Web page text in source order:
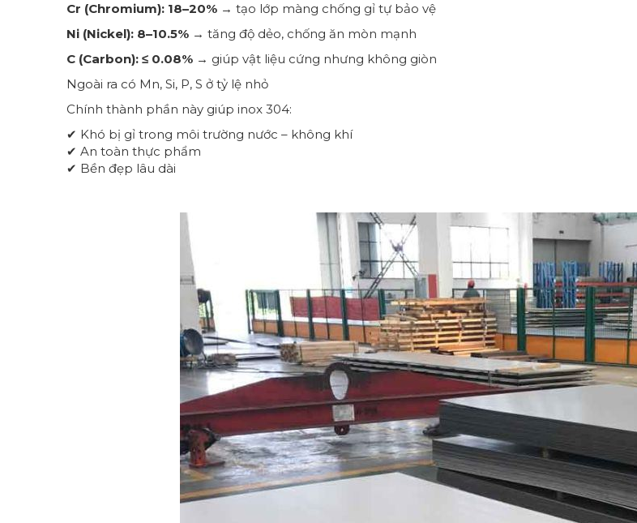
Cr (Chromium): 18–20% → tạo lớp màng chống gỉ tự bảo vệ
Ni (Nickel): 8–10.5% → tăng độ dẻo, chống ăn mòn mạnh
C (Carbon): ≤ 0.08% → giúp vật liệu cứng nhưng không giòn
Ngoài ra có Mn, Si, P, S ở tỷ lệ nhỏ
Chính thành phần này giúp inox 304:
✔ Khó bị gỉ trong môi trường nước – không khí
✔ An toàn thực phẩm
✔ Bền đẹp lâu dài